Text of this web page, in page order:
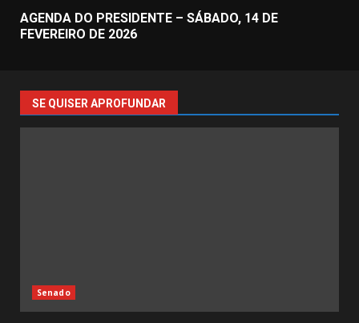
AGENDA DO PRESIDENTE – SÁBADO, 14 DE
FEVEREIRO DE 2026
SE QUISER APROFUNDAR
Senado